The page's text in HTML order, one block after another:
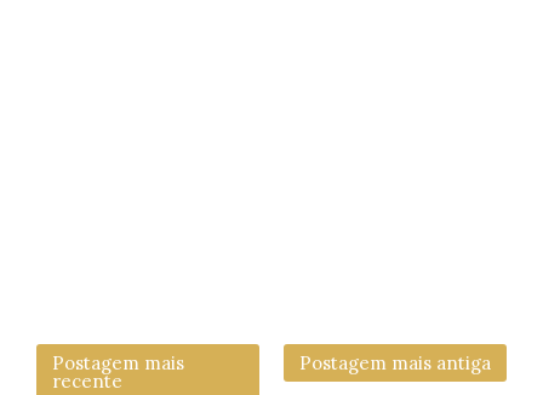
Postagem mais
recente
Postagem mais antiga